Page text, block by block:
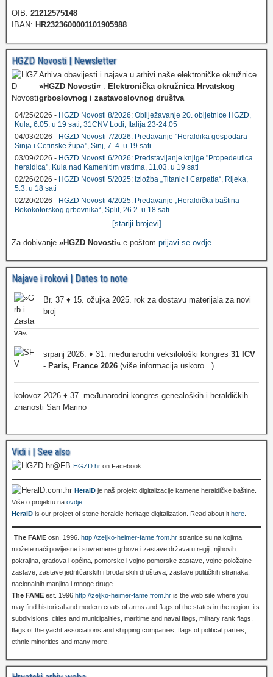
OIB: 21212575148
IBAN: HR2323600001101905988
HGZD Novosti | Newsletter
Arhiva obavijesti i najava u arhivi naše elektroničke okružnice
»HGZD Novosti« : Elektronička okružnica Hrvatskog
grboslovnog i zastavoslovnog društva
04/25/2026 - HGZD Novosti 8/2026: Obilježavanje 20. obljetnice HGZD,
Kula, 6.05. u 19 sati; 31CNV Lodi, Italija 23-24.05
04/03/2026 - HGZD Novosti 7/2026: Predavanje "Heraldika gospodara
Sinja i Cetinske župa", Sinj, 7. 4. u 19 sati
03/09/2026 - HGZD Novosti 6/2026: Predstavljanje knjige "Propedeutica
heraldica", Kula nad Kamenitim vratima, 11.03. u 19 sati
02/26/2026 - HGZD Novosti 5/2025: Izložba „Titanic i Carpatia“, Rijeka,
5.3. u 18 sati
02/20/2026 - HGZD Novosti 4/2025: Predavanje „Heraldička baština
Bokokotorskog grbovnika“, Split, 26.2. u 18 sati
... [stariji brojevi] ...
Za dobivanje »HGZD Novosti« e-poštom prijavi se ovdje.
Najave i rokovi | Dates to note
Br. 37 ♦ 15. ožujka 2025. rok za dostavu materijala za novi
broj
srpanj 2026. ♦ 31. međunarodni veksilološki kongres 31 ICV
- Paris, France 2026 (više informacija uskoro...)
kolovoz 2026 ♦ 37. međunarodni kongres genealoških i heraldičkih
znanosti San Marino
Vidi i | See also
HGZD.hr on Facebook
HeralD je naš projekt digitalizacije kamene heraldičke baštine.
Više o projektu na ovdje
HeralD is our project of stone heraldic heritage digitalization. Read about it here
The FAME osn. 1996. http://zeljko-heimer-fame.from.hr stranice su na kojima
možete naći povijesne i suvremene grbove i zastave država u regiji, njihovih
pokrajina, gradova i općina, pomorske i vojno pomorske zastave, vojne položajne
zastave, zastave jedriličarskih i brodarskih društava, zastave političkih stranaka,
nacionalnih manjina i mnoge druge.
The FAME est. 1996 http://zeljko-heimer-fame.from.hr is the web site where you
may find historical and modern coats of arms and flags of the states in the region, its
subdivisions, cities and municipalities, maritime and naval flags, military rank flags,
flags of the yacht associations and shipping companies, flags of political parties,
ethnic minorities and many more.